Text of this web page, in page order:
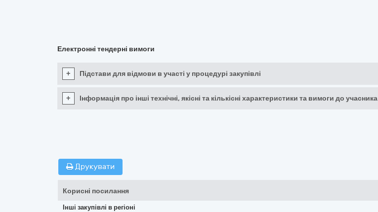
Електронні тендерні вимоги
+ Підстави для відмови в участі у процедурі закупівлі
+ Інформація про інші технічні, якісні та кількісні характеристики та вимоги до учасника
Друкувати
Корисні посилання
Інші закупівлі в регіоні